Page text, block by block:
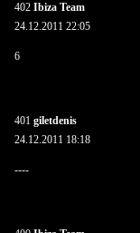
402 Ibiza Team
24.12.2011 22:05
6
401 giletdenis
24.12.2011 18:18
----